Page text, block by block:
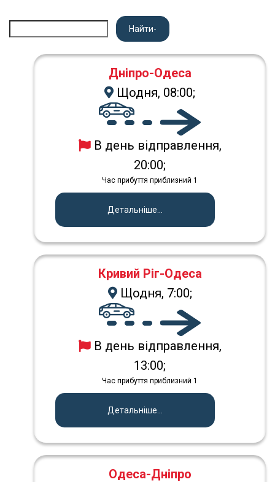
Найти-
Дніпро-Одеса
Щодня, 08:00;
В день відправлення,
20:00;
Час прибуття приблизний 1
Детальніше...
Кривий Ріг-Одеса
Щодня, 7:00;
В день відправлення,
13:00;
Час прибуття приблизний 1
Детальніше...
Одеса-Дніпро